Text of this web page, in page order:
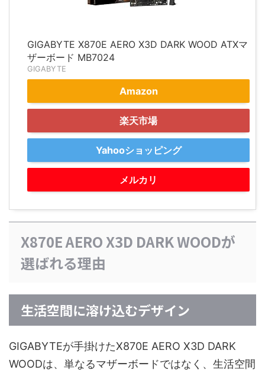
GIGABYTE X870E AERO X3D DARK WOOD ATXマ
ザーボード MB7024
GIGABYTE
Amazon
楽天市場
Yahooショッピング
メルカリ
X870E AERO X3D DARK WOODが
選ばれる理由
生活空間に溶け込むデザイン
GIGABYTEが手掛けたX870E AERO X3D DARK
WOODは、単なるマザーボードではなく、生活空間